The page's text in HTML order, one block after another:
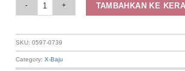
TAMBAHKAN KE
SKU:0597-0739
Category:X-Baju